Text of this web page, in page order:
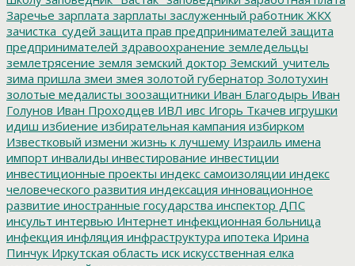
Заречье зарплата зарплаты заслуженный работник ЖКХ
зачистка_судей защита прав предпринимателей защита
предпринимателей здравоохранение земледельцы
землетрясение земля земский доктор Земский_учитель
зима пришла змеи змея золотой губернатор Золотухин
золотые медалисты зоозащитники Иван Благодырь Иван
Голунов Иван Проходцев ИВЛ ивс Игорь Ткачев игрушки
идиш избиение избирательная кампания избирком
Известковый измени жизнь к лучшему Израиль имена
импорт инвалиды инвестирование инвестиции
инвестиционные проекты индекс самоизоляции индекс
человеческого развития индексация инновационное
развитие иностранные государства инспектор ДПС
инсульт интервью Интернет инфекционная больница
инфекция инфляция инфраструктура ипотека Ирина
Пинчук Иркутская область иск искусственная елка